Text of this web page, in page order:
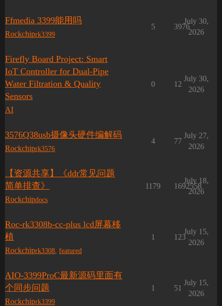
Ffmedia 3399能用吗
Rockchiprk3399
5 3976
July 30,
2026
Firefly Board Project: Smart
IoT Controller for Dual-Pipe
Water Filtration & Quality
Sensors
AI
0 12
July 30,
2026
3576Q38usb摄像头硬件编解码
Rockchiprk3576
4 77
July 27,
2026
【资源共享】《ddr常见问题
简单排查》
Rockchipdocs
1179 1692558
July 18,
2026
Roc-rk3308b-cc-plus lcd屏幕移
植
Rockchiprk3308 featured
1 123
July 15,
2026
AIO-3399ProC最新源码里面有
个同步问题
Rockchiprk3399
1 51
July 15,
2026